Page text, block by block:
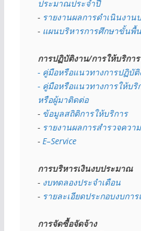
ประมาณประจำปี
- รายงานผลการดำเนินงาน
- แผนบริหารการศึกษาขั้นพื้
การปฏิบัติงาน/การให้บริการ
- คู่มือหรือแนวทางการปฏิบั
- คู่มือหรือแนวทางการให้บริ
หรือผู้มาติดต่อ
- ข้อมูลสถิติการให้บริการ
- รายงานผลการสำรวจควา
- E–Service
การบริหารเงินงบประมาณ
- งบทดลองประจำเดือน
- รายละเอียดประกอบงบการ
การจัดซื้อจัดจ้าง